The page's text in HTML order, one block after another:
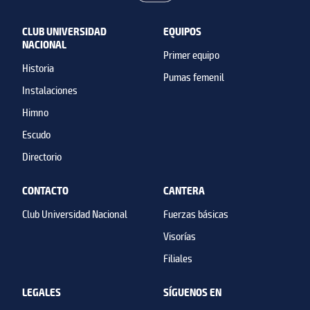
CLUB UNIVERSIDAD
NACIONAL
Historia
Instalaciones
Himno
Escudo
Directorio
EQUIPOS
Primer equipo
Pumas femenil
CONTACTO
Club Universidad Nacional
CANTERA
Fuerzas básicas
Visorías
Filiales
LEGALES
SÍGUENOS EN